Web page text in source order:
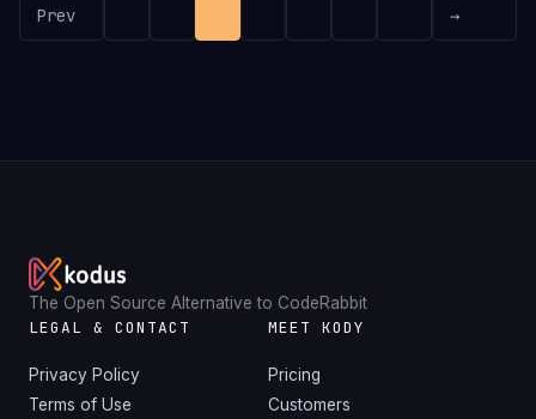
Prev
→
The Open Source Alternative to CodeRabbit
LEGAL & CONTACT
Privacy Policy
Terms of Use
MEET KODY
Pricing
Customers